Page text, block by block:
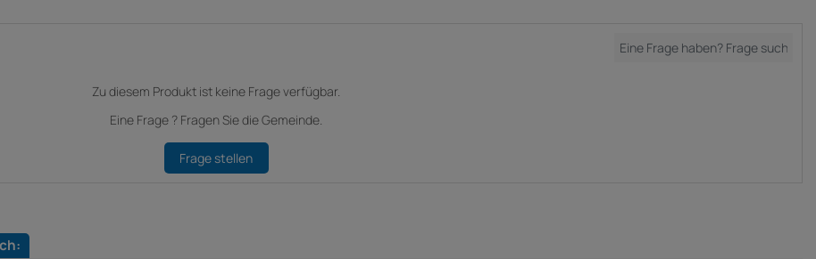
Zu diesem Produkt ist keine Frage verfügbar.
Eine Frage ? Fragen Sie die Gemeinde.
Frage stellen